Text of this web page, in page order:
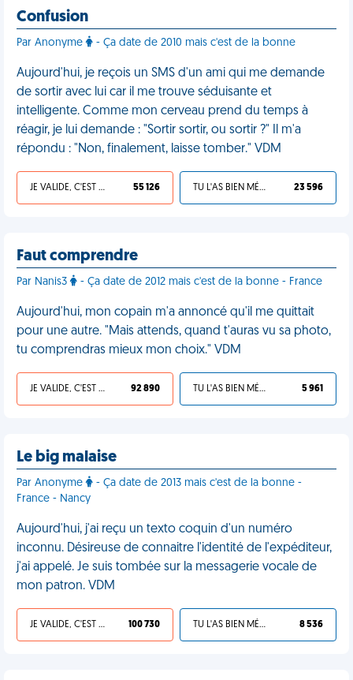
Confusion
Par Anonyme - Ça date de 2010 mais c'est de la bonne
Aujourd'hui, je reçois un SMS d'un ami qui me demande
de sortir avec lui car il me trouve séduisante et
intelligente. Comme mon cerveau prend du temps à
réagir, je lui demande : "Sortir sortir, ou sortir ?" Il m'a
répondu : "Non, finalement, laisse tomber." VDM
JE VALIDE, C'EST UNE VDM 55 126 TU L'AS BIEN MÉRITÉ 23 596
Faut comprendre
Par Nanis3 - Ça date de 2012 mais c'est de la bonne - France
Aujourd'hui, mon copain m'a annoncé qu'il me quittait
pour une autre. "Mais attends, quand t'auras vu sa photo,
tu comprendras mieux mon choix." VDM
JE VALIDE, C'EST UNE VDM 92 890 TU L'AS BIEN MÉRITÉ 5 961
Le big malaise
Par Anonyme
- Ça date de 2013 mais c'est de la bonne -
France - Nancy
Aujourd'hui, j'ai reçu un texto coquin d'un numéro
inconnu. Désireuse de connaitre l'identité de l'expéditeur,
j'ai appelé. Je suis tombée sur la messagerie vocale de
mon patron. VDM
JE VALIDE, C'EST UNE VDM 100 730 TU L'AS BIEN MÉRITÉ 8 536